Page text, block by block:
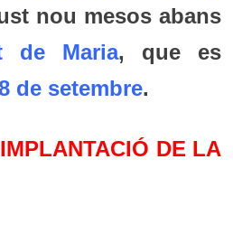
nou mesos abans
de Maria, que es
de setembre.
DE LA